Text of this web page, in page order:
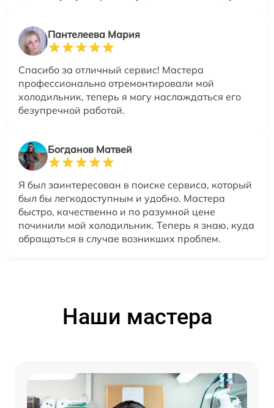
Пантелеева Мария
Спасибо за отличный сервис! Мастера
профессионально отремонтировали мой
холодильник, теперь я могу наслаждаться его
безупречной работой.
Богданов Матвей
Я был заинтересован в поиске сервиса, который
был бы легкодоступным и удобно. Мастера
быстро, качественно и по разумной цене
починили мой холодильник. Теперь я знаю, куда
обращаться в случае возникших проблем.
Наши мастера